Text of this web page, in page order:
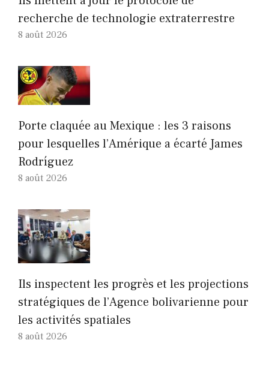
recherche de technologie extraterrestre
8 août 2026
Porte claquée au Mexique : les 3 raisons
pour lesquelles l’Amérique a écarté James
Rodríguez
8 août 2026
Ils inspectent les progrès et les projections
stratégiques de l’Agence bolivarienne pour
les activités spatiales
8 août 2026